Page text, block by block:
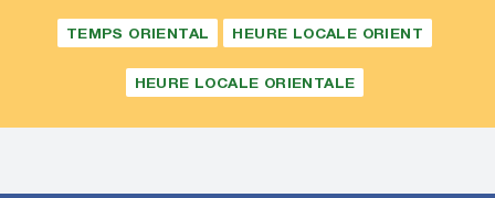
TEMPS ORIENTAL HEURE LOCALE ORIENT
HEURE LOCALE ORIENTALE